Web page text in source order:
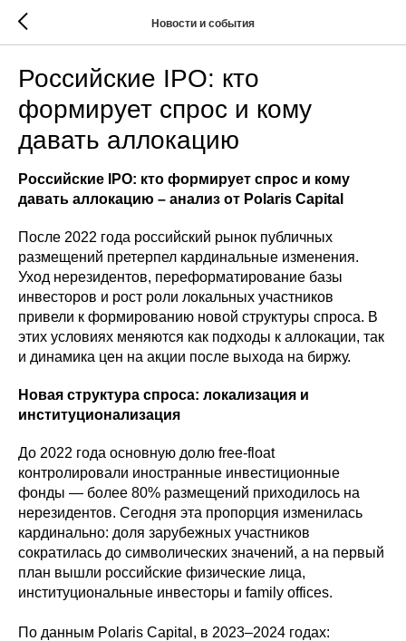
Новости и события
Российские IPO: кто
формирует спрос и кому
давать аллокацию
Российские IPO: кто формирует спрос и кому
давать аллокацию – анализ от Polaris Capital
После 2022 года российский рынок публичных
размещений претерпел кардинальные изменения.
Уход нерезидентов, переформатирование базы
инвесторов и рост роли локальных участников
привели к формированию новой структуры спроса. В
этих условиях меняются как подходы к аллокации, так
и динамика цен на акции после выхода на биржу.
Новая структура спроса: локализация и
институционализация
До 2022 года основную долю free-float
контролировали иностранные инвестиционные
фонды — более 80% размещений приходилось на
нерезидентов. Сегодня эта пропорция изменилась
кардинально: доля зарубежных участников
сократилась до символических значений, а на первый
план вышли российские физические лица,
институциональные инвесторы и family offices.
По данным Polaris Capital, в 2023–2024 годах: